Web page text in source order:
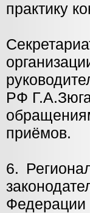
практику
РФ
приёмов.
6.
Федерации